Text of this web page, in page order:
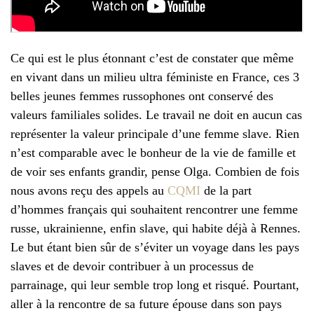
Ce qui est le plus étonnant c’est de constater que même
en vivant dans un milieu ultra féministe en France, ces 3
belles jeunes femmes russophones ont conservé des
valeurs familiales solides. Le travail ne doit en aucun cas
représenter la valeur principale d’une femme slave. Rien
n’est comparable avec le bonheur de la vie de famille et
de voir ses enfants grandir, pense Olga. Combien de fois
nous avons reçu des appels au CQMI de la part
d’hommes français qui souhaitent rencontrer une femme
russe, ukrainienne, enfin slave, qui habite déjà à Rennes.
Le but étant bien sûr de s’éviter un voyage dans les pays
slaves et de devoir contribuer à un processus de
parrainage, qui leur semble trop long et risqué. Pourtant,
aller à la rencontre de sa future épouse dans son pays